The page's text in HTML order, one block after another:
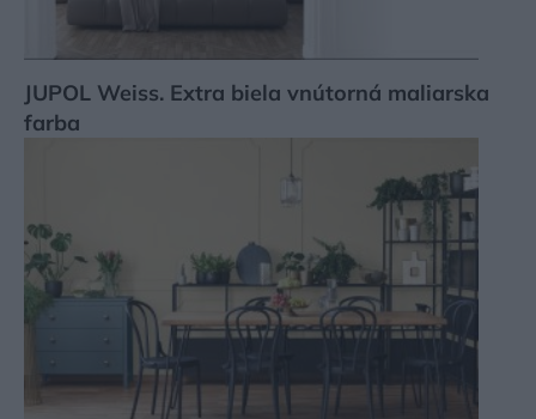
JUPOL Weiss. Extra biela vnútorná maliarska
farba